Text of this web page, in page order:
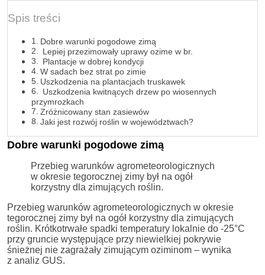
Spis treści
Dobre warunki pogodowe zimą
Lepiej przezimowały uprawy ozime w br.
Plantacje w dobrej kondycji
W sadach bez strat po zimie
Uszkodzenia na plantacjach truskawek
Uszkodzenia kwitnących drzew po wiosennych
przymrozkach
Zróżnicowany stan zasiewów
Jaki jest rozwój roślin w województwach?
Dobre warunki pogodowe zimą
Przebieg warunków agrometeorologicznych
w okresie tegorocznej zimy był na ogół
korzystny dla zimujących roślin.
Przebieg warunków agrometeorologicznych w okresie
tegorocznej zimy był na ogół korzystny dla zimujących
roślin. Krótkotrwałe spadki temperatury lokalnie do -25°C
przy gruncie występujące przy niewielkiej pokrywie
śnieżnej nie zagrażały zimującym oziminom – wynika
z analiz GUS.